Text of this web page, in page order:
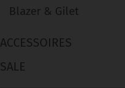
Blazer & Gilet
ACCESSOIRES
SALE